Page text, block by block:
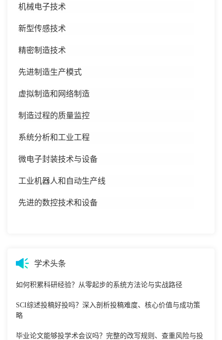
机械电子技术
新型传感技术
精密制造技术
先进制造生产模式
虚拟制造和网络制造
制造过程的质量监控
系统分析和工业工程
微电子封装技术与设备
工业机器人和自动生产线
先进的数控技术和设备
学术头条
如何积累科研经验？从零起步的系统方法论与实战路径
SCI综述投稿好投吗？深入剖析投稿难度、核心价值与成功策
略
毕业论文能够投学术会议吗？完整的改写规则、查重风险与投